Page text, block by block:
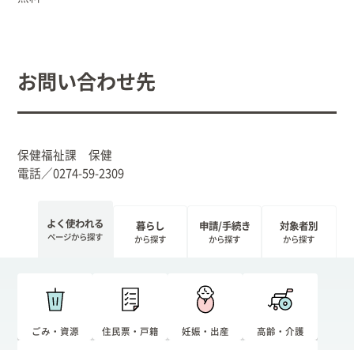
お問い合わせ先
保健福祉課 保健
電話／0274-59-2309
よく使われる
ページから探す
暮らし
から探す
申請/手続き
から探す
対象者別
から探す
ごみ・資源 住民票・戸籍 妊娠・出産 高齢・介護